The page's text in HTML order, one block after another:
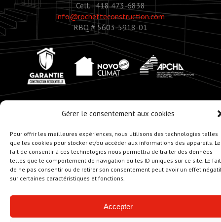
Gérer le consentement aux cookies
Pour offrir les meilleures expériences, nous utilisons des technologies telles
que les cookies pour stocker et/ou accéder aux informations des appareils. Le
fait de consentir à ces technologies nous permettra de traiter des données
telles que le comportement de navigation ou les ID uniques sur ce site. Le fait
de ne pas consentir ou de retirer son consentement peut avoir un effet
sur certaines caractéristiques et fonctions.
Accepter
Cell. : 418 473-6838
info@rochetteconstruction.com
RBQ # 5603-5918-01
© Copyright 2020 - Rochette Construction
Réalisation :Zonart - Créateur d’univers